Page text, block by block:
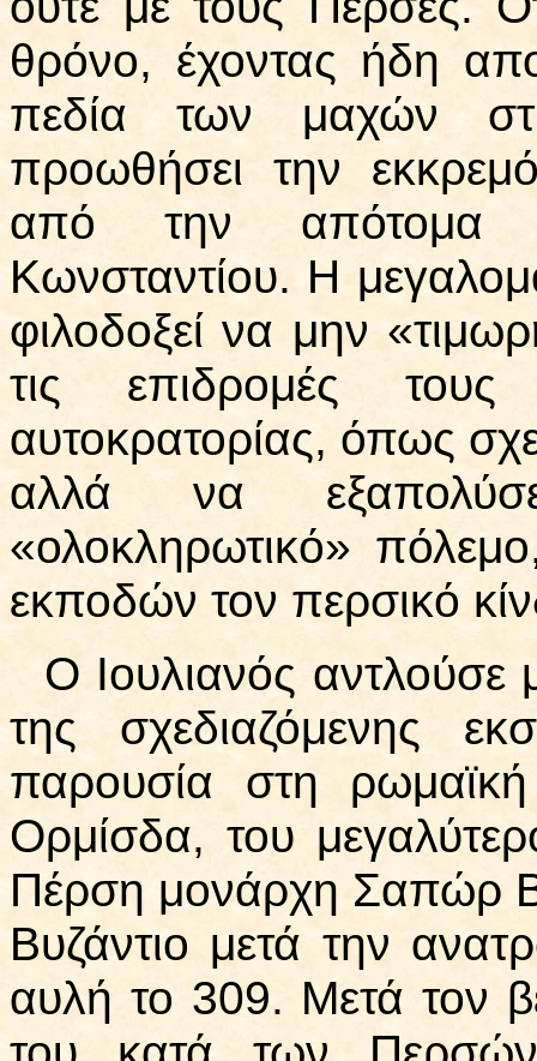
θρόνο, έχοντας ήδη
πεδία των μαχών
προωθήσει την
από την απότομα
Κωνσταντίου. Η
φιλοδοξεί να μην
τις επιδρομές
αυτοκρατορίας, όπως
αλλά να
«ολοκληρωτικό»
εκποδών τον περσικό
Ο Ιουλιανός αντλούσε
της σχεδιαζόμενης
παρουσία στη
Ορμίσδα, του
Πέρση μονάρχη Σαπώρ
Βυζάντιο μετά την
αυλή το 309. Μετά τον